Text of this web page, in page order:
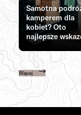
Samotna
kamperem dla
kobiet? Oto
najlepsze
Więcej